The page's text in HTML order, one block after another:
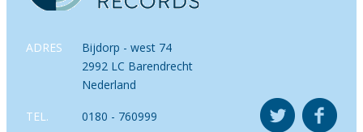
ADRES
Bijdorp - west 74
2992 LC Barendrecht
Nederland
TEL. 0180 - 760999